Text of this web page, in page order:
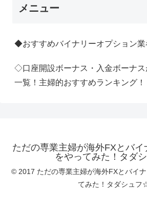
メニュー
◆おすすめバイナリーオプション業
◇口座開設ボーナス・入金ボーナ
一覧！主婦的おすすめランキング！
ただの専業主婦が海外FXとバ
をやってみた！タダ
© 2017 ただの専業主婦が海外FXとバイ
てみた！タダシュフ